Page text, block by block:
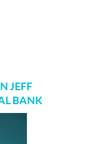
JEFF
BANK